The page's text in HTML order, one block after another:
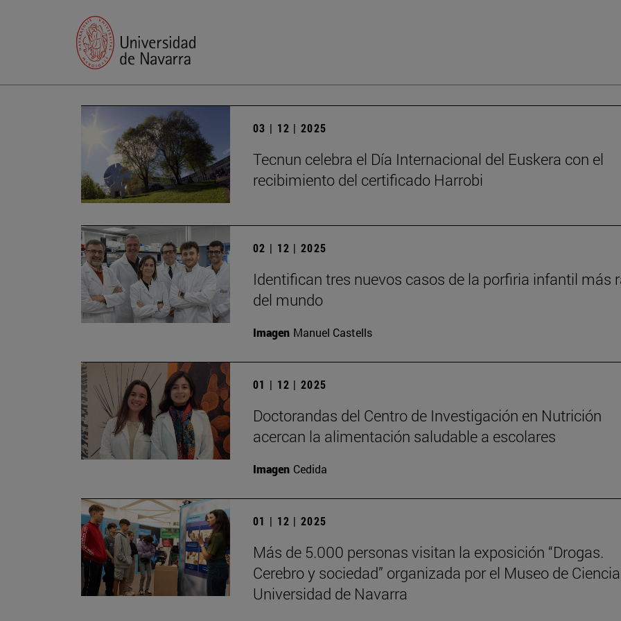
03 | 12 | 2025
Tecnun celebra el Día Internacional del Euskera con el
recibimiento del certificado Harrobi
02 | 12 | 2025
Identifican tres nuevos casos de la porfiria infantil más
del mundo
Imagen Manuel Castells
01 | 12 | 2025
Doctorandas del Centro de Investigación en Nutrición
acercan la alimentación saludable a escolares
Imagen Cedida
01 | 12 | 2025
Más de 5.000 personas visitan la exposición “Drogas.
Cerebro y sociedad” organizada por el Museo de
Universidad de Navarra